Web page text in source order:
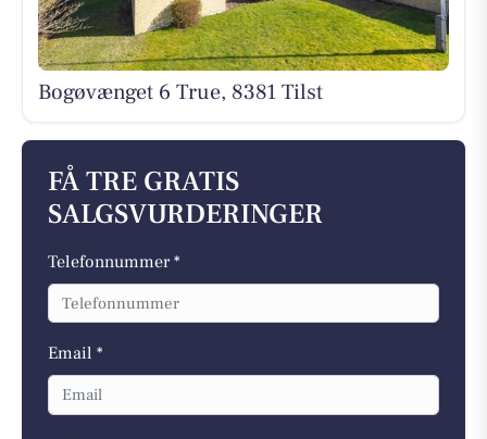
Bogøvænget 6 True, 8381 Tilst
FÅ TRE GRATIS
SALGSVURDERINGER
Telefonnummer *
Email *